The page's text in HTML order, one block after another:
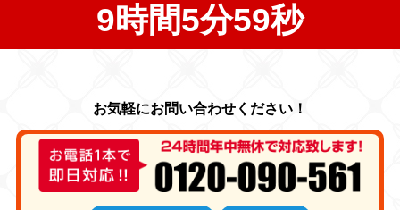
9時間5分57秒